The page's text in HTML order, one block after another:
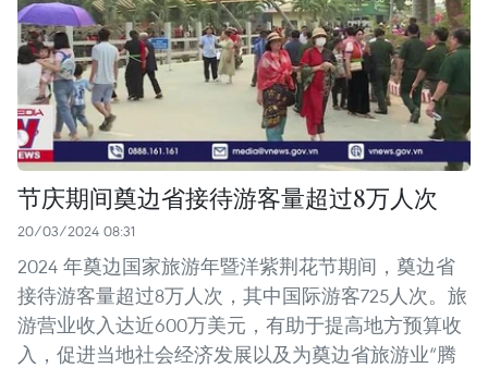
节庆期间奠边省接待游客量超过8万人次
20/03/2024 08:31
2024 年奠边国家旅游年暨洋紫荆花节期间，奠边省
接待游客量超过8万人次，其中国际游客725人次。旅
游营业收入达近600万美元，有助于提高地方预算收
入，促进当地社会经济发展以及为奠边省旅游业“腾